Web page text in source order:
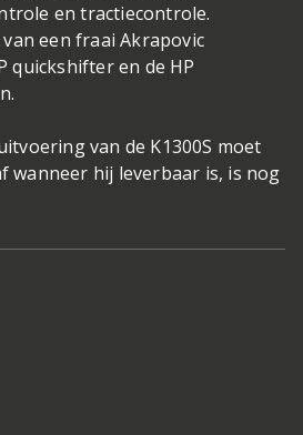
en tractiecontrole.
een fraai Akrapovic
quickshifter en de HP
van de K1300S moet
wanneer hij leverbaar is, is nog